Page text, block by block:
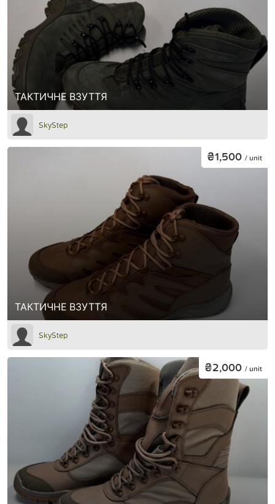
ТАКТИЧНЕ ВЗУТТЯ
SkyStep
ТАКТИЧНЕ ВЗУТТЯ
₴1,500 / unit
SkyStep
₴2,000 / unit